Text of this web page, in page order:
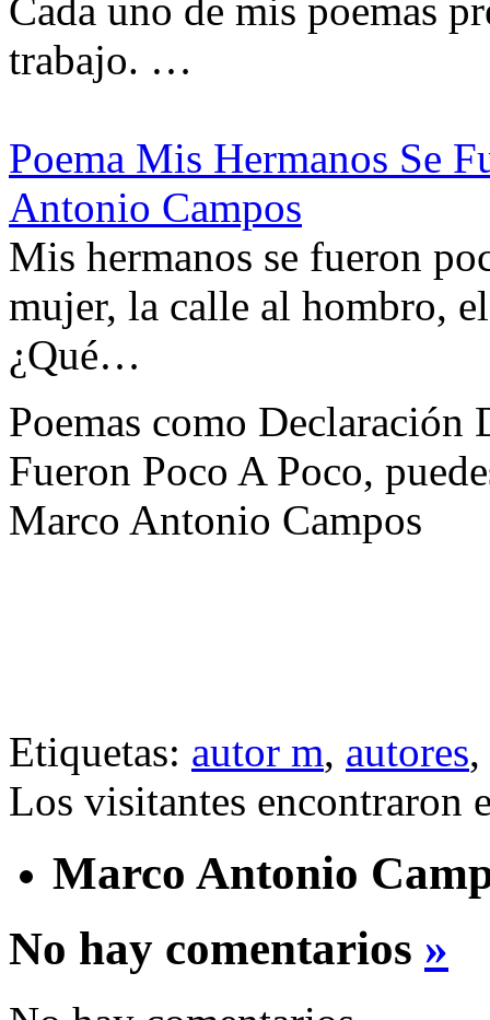
Cada uno de mis poemas
trabajo. …
Poema Mis Hermanos Se
Antonio Campos
Mis hermanos se fueron
mujer, la calle al hombro,
¿Qué…
Poemas como
Fueron Poco A Poco,
Marco Antonio Campos
Etiquetas: autor m, autores,
Los visitantes encontraron
Marco Antonio
No hay comentarios »